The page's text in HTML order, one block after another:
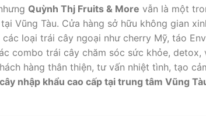
Quỳnh Thj Fruits & More vẫn là một
Vũng Tàu. Cửa hàng sở hữu không gian
loại trái cây ngoại như cherry Mỹ, táo
combo trái cây chăm sóc sức khỏe, detox,
hàng thân thiện, tư vấn nhiệt tình, tạo
nhập khẩu cao cấp tại trung tâm Vũng